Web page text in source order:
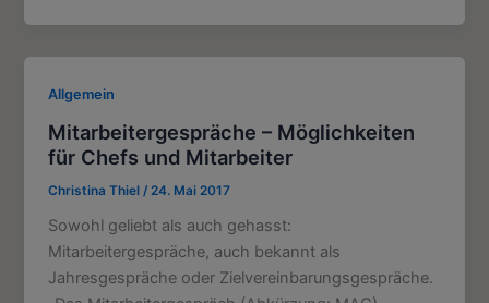
Allgemein
Mitarbeitergespräche – Möglichkeiten
für Chefs und Mitarbeiter
Christina Thiel /24. Mai 2017
Sowohl geliebt als auch gehasst:
Mitarbeitergespräche, auch bekannt als
Jahresgespräche oder Zielvereinbarungsgespräche.